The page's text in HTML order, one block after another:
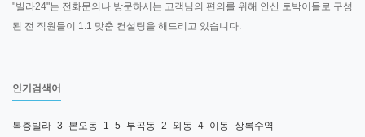
"빌라24"는 전화문의나 방문하시는 고객님의 편의를 위해 안산 토박이들로 구성
된 전 직원들이 1:1 맞춤 컨설팅을 해드리고 있습니다.
인기검색어
복층빌라 3 본오동 1 5 부곡동 2 와동 4 이동 상록수역